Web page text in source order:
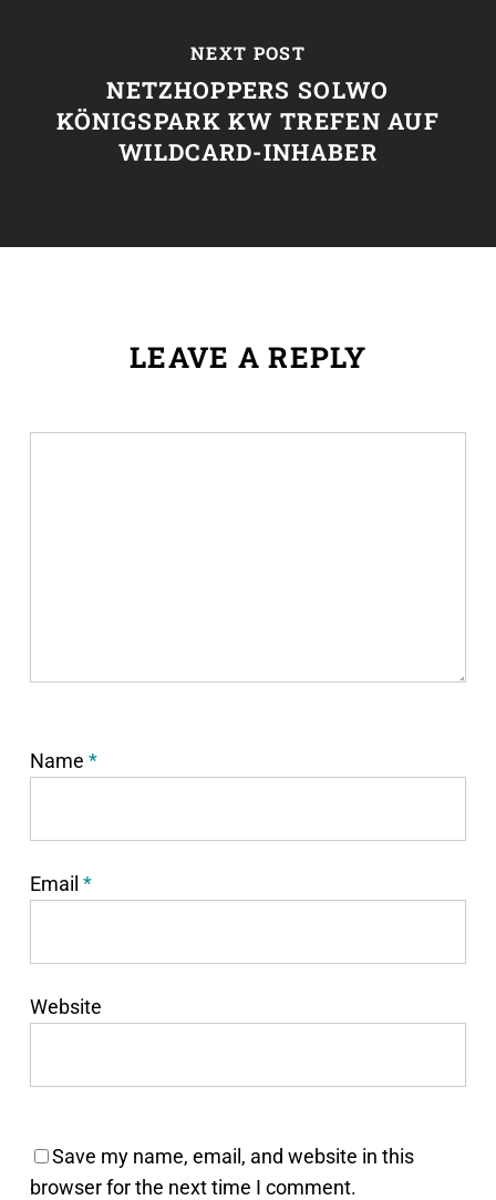
NEXT POST
NETZHOPPERS SOLWO
KÖNIGSPARK KW TREFEN AUF
WILDCARD-INHABER
LEAVE A REPLY
Name *
Email *
Website
Save my name, email, and website in this
browser for the next time I comment.